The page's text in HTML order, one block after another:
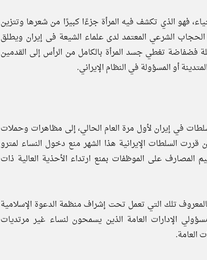
فهو الذي تكشف فيه المرأة جزءًا كبيرًا من شعرها وتتزين
الشرعي المعتمد لدى علماء الشيعة فى إيران ويطلق
فضفاضة تغطي جسد المرأة بالكامل من الرأس إلى القدمين
أو المسؤولة في النظام الإيراني.
في إيران لأول مرة العام الحالي، إلى مظاهرات وحملات
السلطات الإيرانية هذا الشهر منع دخول النساء لمترو
المصارف على الموظفات بمنع ارتداء الأحذية العالية ذات
تلك التي تعمل تحت إشراف منظمة الدعوة الإسلامية
الإدارات العامة الذين يسمحون لنساء غیر مرتدیات
العامة.